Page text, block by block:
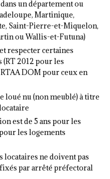
un département ou
Martinique,
Saint-Pierre-et-Miquelon,
ou Wallis-et-Futuna)
respecter certaines
2012 pour les
DOM pour ceux en
nu (non meublé) à titre
est de 5 ans pour les
les logements
locataires ne doivent pas
par arrêté préfectoral